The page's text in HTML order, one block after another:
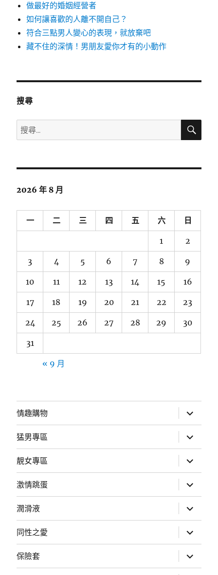
做最好的婚姻經營者
如何讓喜歡的人離不開自己？
符合三點男人變心的表現，就放棄吧
藏不住的深情！男朋友愛你才有的小動作
搜尋
搜
尋
鍵
搜
2026 年 8 月
一 二 三 四 五 六 日
1 2
3 4 5 6 7 8 9
10 11 12 13 14 15 16
17 18 19 20 21 22 23
24 25 26 27 28 29 30
31
« 9 月
情趣購物
開
子
選
單
猛男專區
開
子
選
單
靚女專區
開
子
選
單
激情跳蛋
開
子
選
單
潤滑液
開
子
選
單
同性之愛
開
子
選
單
保險套
開
子